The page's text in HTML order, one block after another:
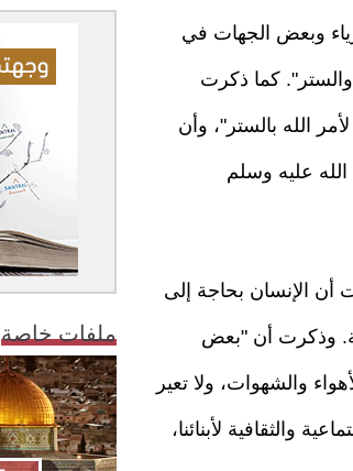
وبعض الجهات في
كما ذكرت
الله بالستر"، وأن
عليه وسلم
أن الإنسان بحاجة إلى
وذكرت أن "بعض
والشهوات، ولا تعير
والثقافية لأبنائنا،
ملفات خاصة